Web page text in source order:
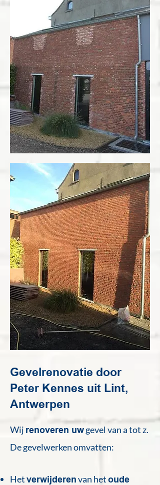
Gevelrenovatie door
Peter Kennes uit Lint,
Antwerpen
Wij renoveren uw gevel van a tot z.
De gevelwerken omvatten:
Het verwijderen van het oude